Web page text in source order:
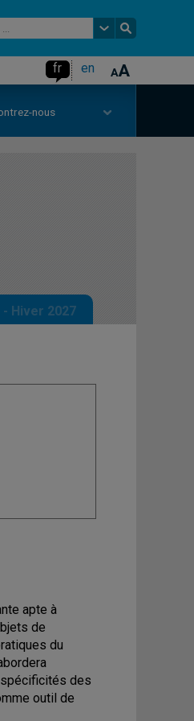
fr en
nous
Hiver 2027
apte à
de
du
des
outil de